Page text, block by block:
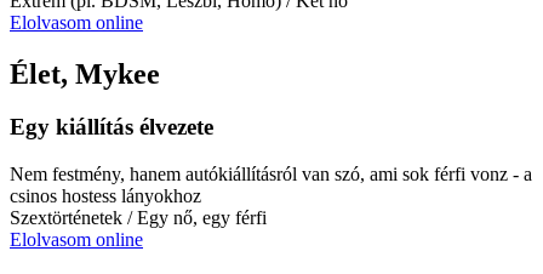
Elolvasom online
Élet, Mykee
Egy kiállítás élvezete
Nem festmény, hanem autókiállításról van szó, ami sok férfi vonz - a
csinos hostess lányokhoz
Szextörténetek / Egy nő, egy férfi
Elolvasom online